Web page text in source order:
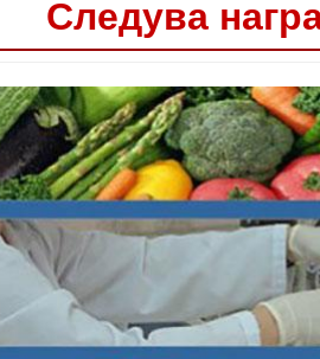
Следува